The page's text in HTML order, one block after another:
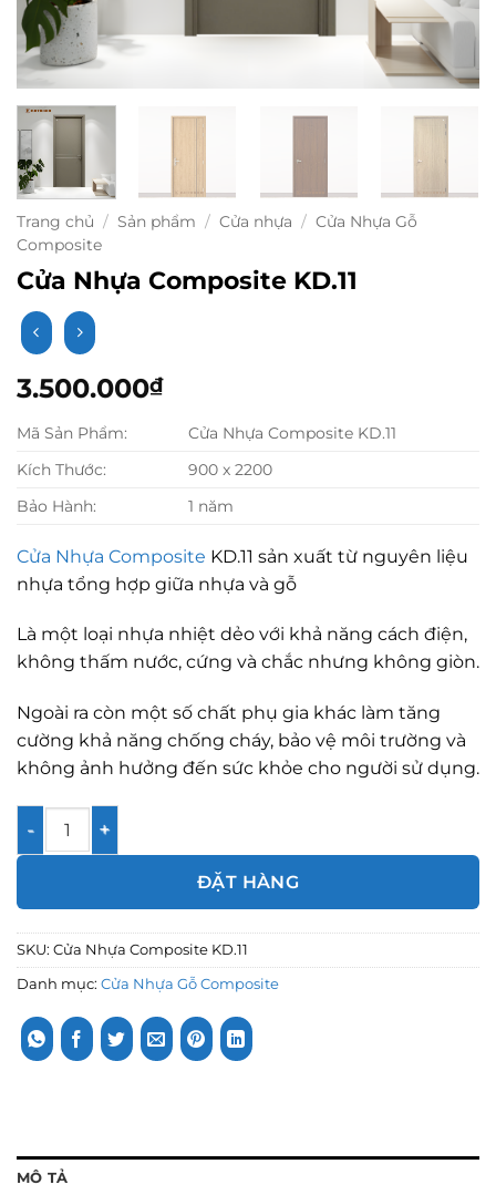
Trang chủ / Sản phẩm / Cửa nhựa / Cửa Nhựa Gỗ
Composite
Cửa Nhựa Composite KD.11
3.500.000₫
Mã Sản Phẩm:
Cửa Nhựa Composite KD.11
Kích Thước:
900 x 2200
Bảo Hành:
1 năm
Cửa Nhựa Composite KD.11 sản xuất từ nguyên liệu
nhựa tổng hợp giữa nhựa và gỗ
Là một loại nhựa nhiệt dẻo với khả năng cách điện,
không thấm nước, cứng và chắc nhưng không giòn.
Ngoài ra còn một số chất phụ gia khác làm tăng
cường khả năng chống cháy, bảo vệ môi trường và
không ảnh hưởng đến sức khỏe cho người sử dụng.
Cửa Nhựa Composite KD.11 số lượng
ĐẶT HÀNG
SKU: Cửa Nhựa Composite KD.11
Danh mục: Cửa Nhựa Gỗ Composite
MÔ TẢ